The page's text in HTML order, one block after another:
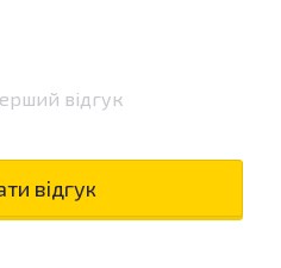
відгук
відгук